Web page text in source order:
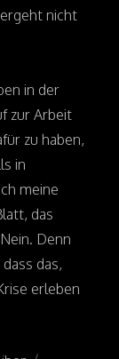
nicht
in der
zur Arbeit
zu haben,
in
meine
das
Denn
das,
erleben